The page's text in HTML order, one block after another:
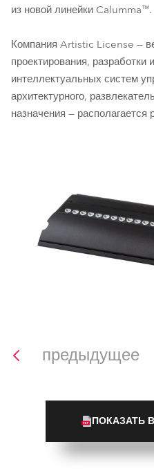
из новой линейки Calumma™.
Компания Artistic License —
проектирования, разработки
интеллектуальных систем
архитектурного,
назначения —
предыдущее
ПОКАЗАТЬ